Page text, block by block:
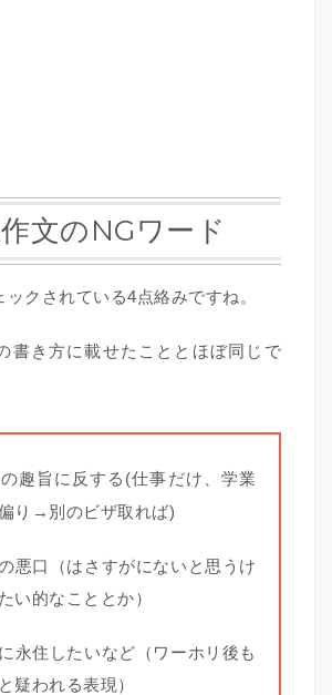
文のNGワード
クされている4点絡みですね。
書き方に載せたこととほぼ同じで
の趣旨に反する(仕事だけ、学業
り→別のビザ取れば)
悪口（はさすがにないと思うけ
い的なこととか）
永住したいなど（ワーホリ後も
疑われる表現）